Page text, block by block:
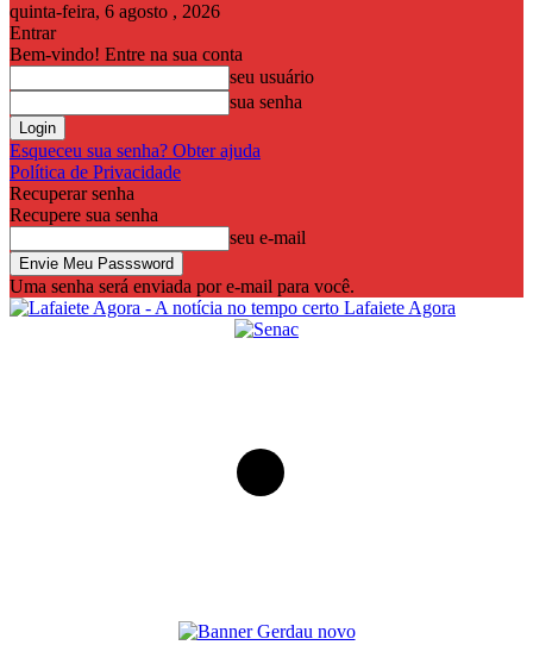
quinta-feira, 6 agosto , 2026
Entrar
Bem-vindo! Entre na sua conta
seu usuário
sua senha
Esqueceu sua senha? Obter ajuda
Política de Privacidade
Recuperar senha
Recupere sua senha
seu e-mail
Uma senha será enviada por e-mail para você.
Lafaiete Agora